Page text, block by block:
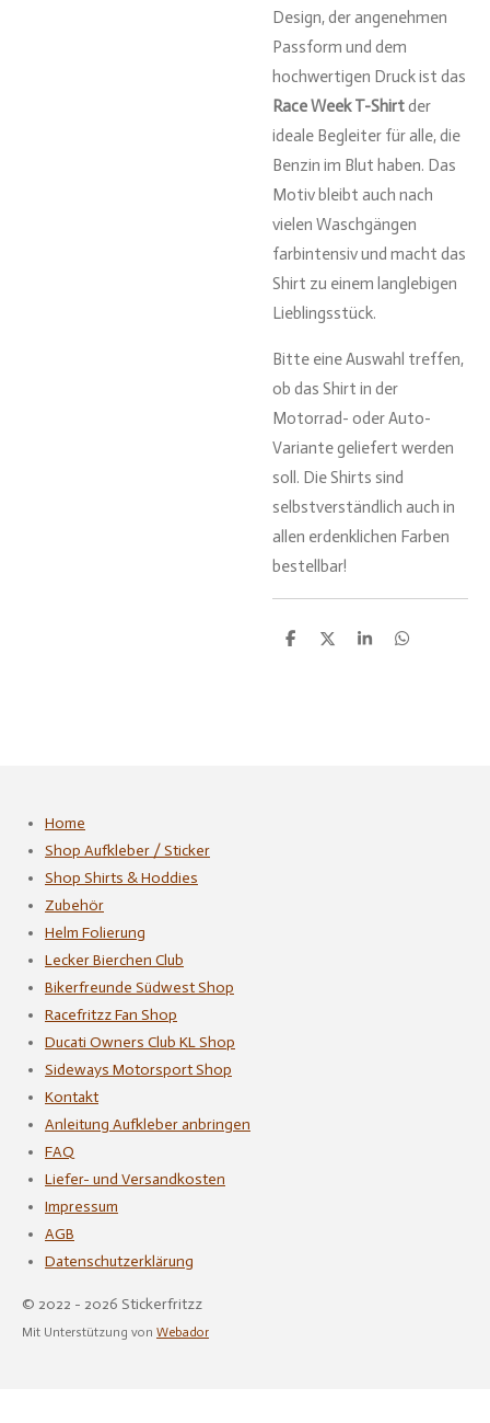
Design, der angenehmen
Passform und dem
hochwertigen Druck ist das
Race Week T-Shirtder
ideale Begleiter für alle, die
Benzin im Blut haben. Das
Motiv bleibt auch nach
vielen Waschgängen
farbintensiv und macht das
Shirt zu einem langlebigen
Lieblingsstück.
Bitte eine Auswahl treffen,
ob das Shirt in der
Motorrad- oder Auto-
Variante geliefert werden
soll. Die Shirts sind
selbstverständlich auch in
allen erdenklichen Farben
bestellbar!
T
T
T
T
Home
Shop Aufkleber / Sticker
Shop Shirts & Hoddies
Zubehör
Helm Folierung
Lecker Bierchen Club
Bikerfreunde Südwest Shop
Racefritzz Fan Shop
Ducati Owners Club KL Shop
Sideways Motorsport Shop
Kontakt
Anleitung Aufkleber anbringen
FAQ
Liefer- und Versandkosten
Impressum
AGB
Datenschutzerklärung
© 2022 - 2026 Stickerfritzz
Mit Unterstützung von Webador